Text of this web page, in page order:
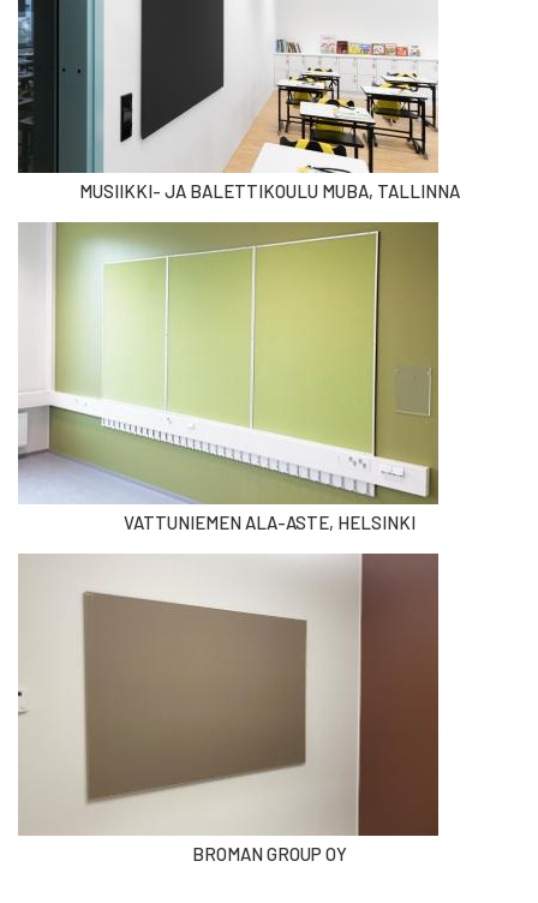
MUSIIKKI- JA BALETTIKOULU MUBA, TALLINNA
VATTUNIEMEN ALA-ASTE, HELSINKI
BROMAN GROUP OY